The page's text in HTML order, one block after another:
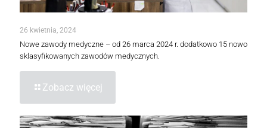
26 kwietnia, 2024
Nowe zawody medyczne – od 26 marca 2024 r. dodatkowo 15 nowo
sklasyfikowanych zawodów medycznych.
Zobacz więcej